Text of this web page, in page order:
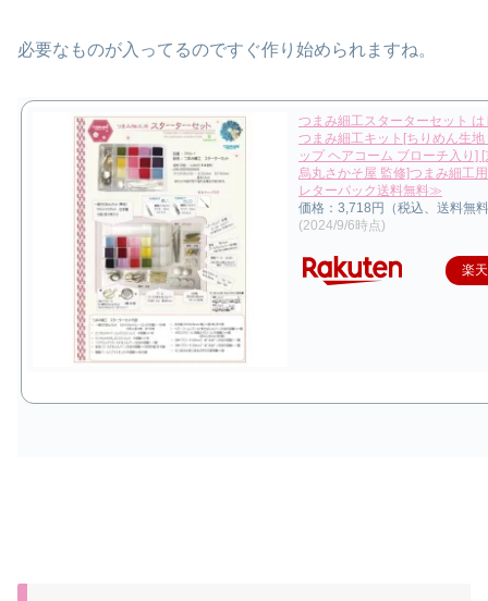
必要なものが入ってるのですぐ作り始められますね。
つまみ細工スターターセット
つまみ細工キット[ちりめん生地
ップ ヘアコーム ブローチ入り]
烏丸さかそ屋 監修]つまみ細工
レターパック送料無料≫
価格：3,718円（税込、送料無
(2024/9/6時点)
楽